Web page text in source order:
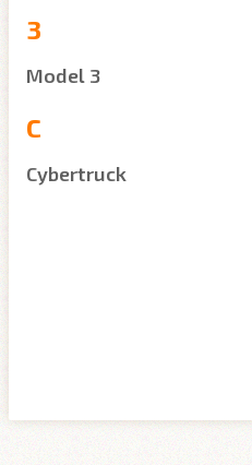
3
Model 3
C
Cybertruck